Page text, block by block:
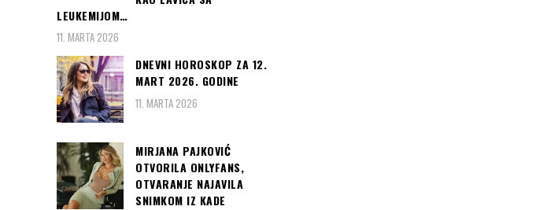
LEUKEMIJOM…
11. MARTA 2026
DNEVNI HOROSKOP ZA 12.
MART 2026. GODINE
11. MARTA 2026
MIRJANA PAJKOVIĆ
OTVORILA ONLYFANS,
OTVARANJE NAJAVILA
SNIMKOM IZ KADE